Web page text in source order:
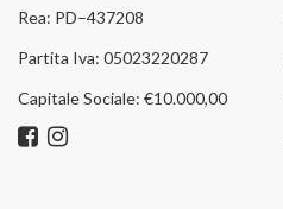
Rea: PD–437208
Partita Iva: 05023220287
Capitale Sociale: €10.000,00